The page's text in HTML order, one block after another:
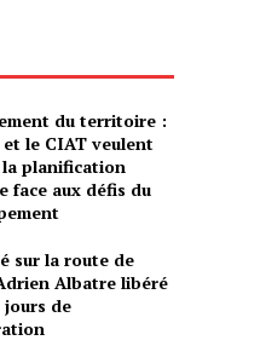
du territoire :
et le CIAT veulent
planification
face aux défis du
sur la route de
Albatre libéré
jours de